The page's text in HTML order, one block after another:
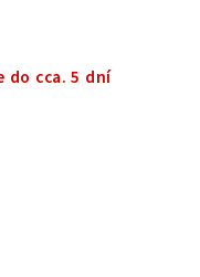
do cca. 5 dní